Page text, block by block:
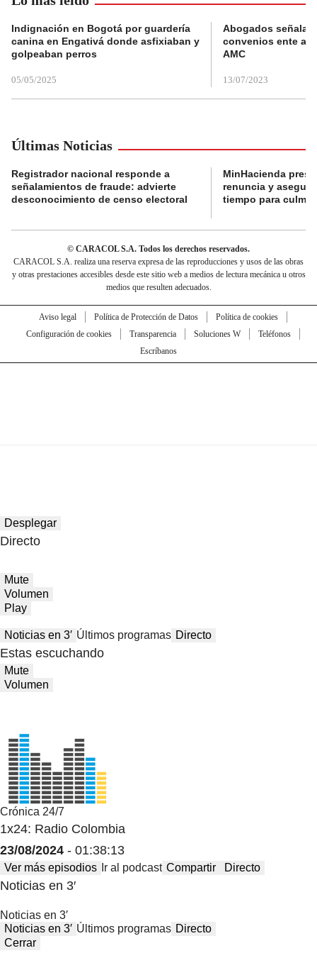
Indignación en Bogotá por guardería
canina en Engativá donde asfixiaban y
golpeaban perros
05/05/2025
Abogados
convenios ente
AMC
13/07/2023
Últimas Noticias
Registrador nacional responde a
señalamientos de fraude: advierte
desconocimiento de censo electoral
MinHacienda
renuncia y
tiempo para
© CARACOL S.A. Todos los derechos reservados.
CARACOL S.A. realiza una reserva expresa de las reproducciones y usos de las obras
y otras prestaciones accesibles desde este sitio web a medios de lectura mecánica u otros
medios que resulten adecuados.
Aviso legal Política de Protección de Datos
Política de cookies
Configuración de cookies
Transparencia Soluciones W
Teléfonos
Escríbanos
Desplegar
Directo
Mute
Volumen
Play
Noticias en 3′ Últimos programas Directo
Estas escuchando
Mute
Volumen
Crónica 24/7
1x24: Radio Colombia
23/08/2024 - 01:38:13
Ver más episodios Ir al podcast Compartir Directo
Noticias en 3′
Noticias en 3′
Noticias en 3′ Últimos programas Directo
Cerrar